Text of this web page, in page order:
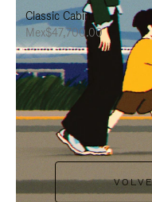
Classic Cabin
Mex$47,700.00